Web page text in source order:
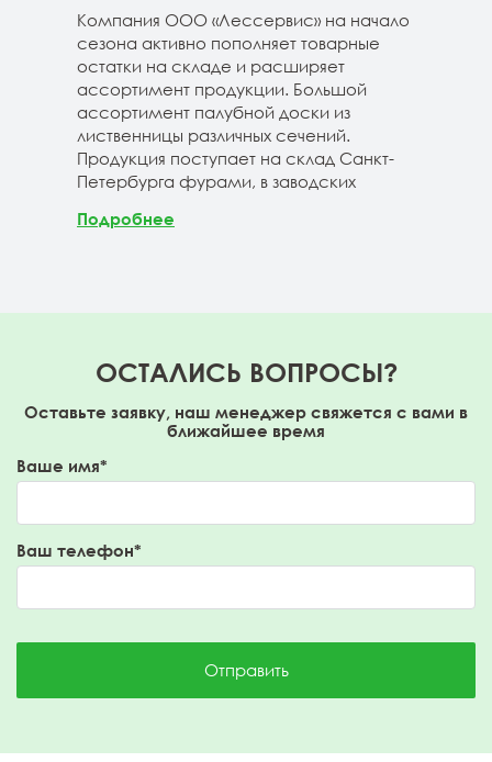
Компания ООО «Лессервис» на начало
сезона активно пополняет товарные
остатки на складе и расширяет
ассортимент продукции. Большой
ассортимент палубной доски из
лиственницы различных сечений.
Продукция поступает на склад Санкт-
Петербурга фурами, в заводских
Подробнее
ОСТАЛИСЬ ВОПРОСЫ?
Оставьте заявку, наш менеджер свяжется с вами в
ближайшее время
Ваше имя*
Ваш телефон*
Отправить